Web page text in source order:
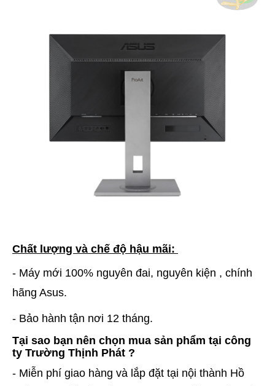
Chất lượng và chế độ hậu mãi:
- Máy mới 100% nguyên đai, nguyên kiện , chính
hãng Asus.
- Bảo hành tận nơi 12 tháng.
Tại sao bạn nên chọn mua sản phẩm tại công
ty Trường Thịnh Phát ?
- Miễn phí giao hàng và lắp đặt tại nội thành Hồ